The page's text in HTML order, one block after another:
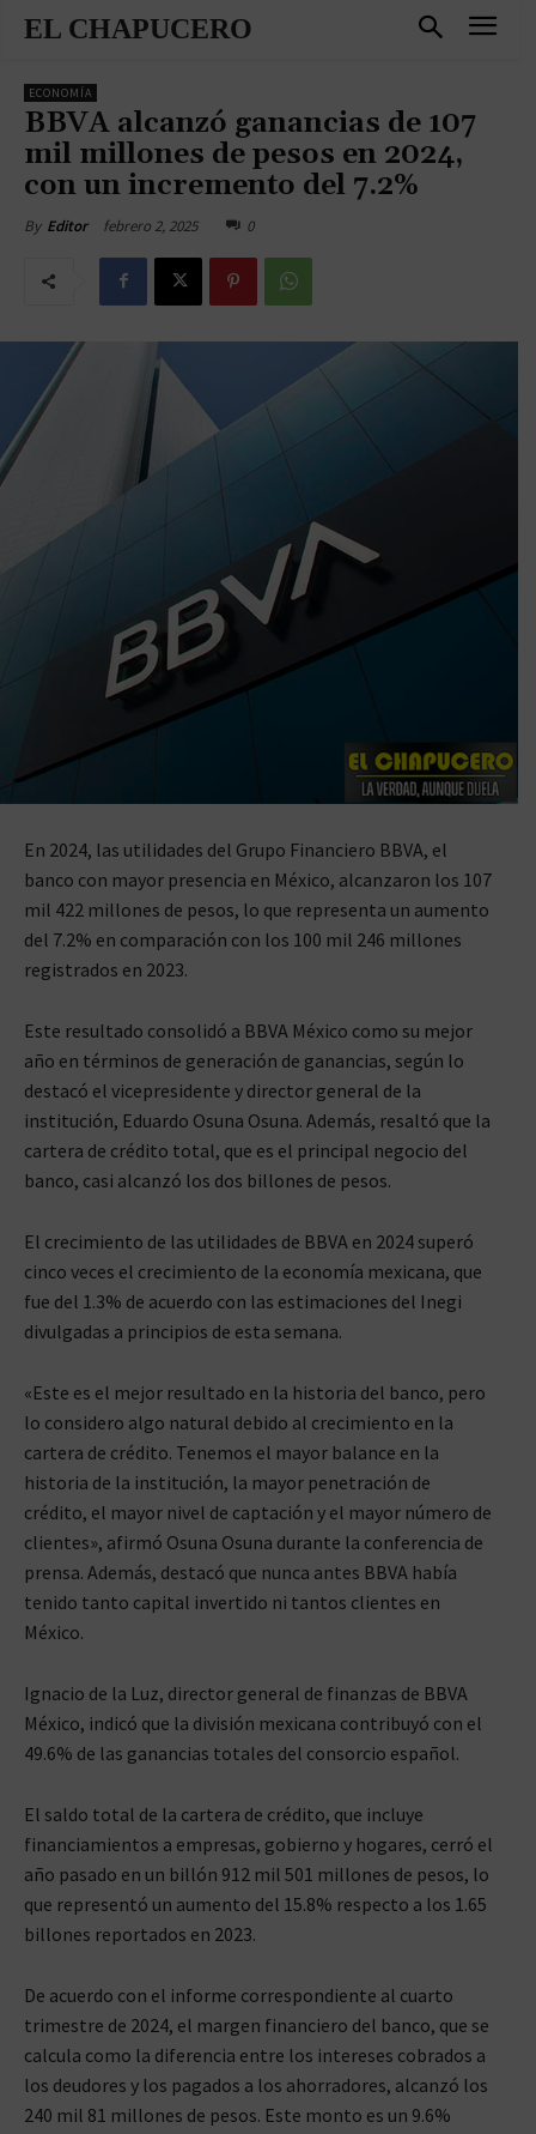
EL CHAPUCERO
ECONOMÍA
BBVA alcanzó ganancias de 107
mil millones de pesos en 2024,
con un incremento del 7.2%
By Editor febrero 2, 2025 0
En 2024, las utilidades del Grupo Financiero BBVA, el
banco con mayor presencia en México, alcanzaron los 107
mil 422 millones de pesos, lo que representa un aumento
del 7.2% en comparación con los 100 mil 246 millones
registrados en 2023.
Este resultado consolidó a BBVA México como su mejor
año en términos de generación de ganancias, según lo
destacó el vicepresidente y director general de la
institución, Eduardo Osuna Osuna. Además, resaltó que la
cartera de crédito total, que es el principal negocio del
banco, casi alcanzó los dos billones de pesos.
El crecimiento de las utilidades de BBVA en 2024 superó
cinco veces el crecimiento de la economía mexicana, que
fue del 1.3% de acuerdo con las estimaciones del Inegi
divulgadas a principios de esta semana.
«Este es el mejor resultado en la historia del banco, pero
lo considero algo natural debido al crecimiento en la
cartera de crédito. Tenemos el mayor balance en la
historia de la institución, la mayor penetración de
crédito, el mayor nivel de captación y el mayor número de
clientes», afirmó Osuna Osuna durante la conferencia de
prensa. Además, destacó que nunca antes BBVA había
tenido tanto capital invertido ni tantos clientes en
México.
Ignacio de la Luz, director general de finanzas de BBVA
México, indicó que la división mexicana contribuyó con el
49.6% de las ganancias totales del consorcio español.
El saldo total de la cartera de crédito, que incluye
financiamientos a empresas, gobierno y hogares, cerró el
año pasado en un billón 912 mil 501 millones de pesos, lo
que representó un aumento del 15.8% respecto a los 1.65
billones reportados en 2023.
De acuerdo con el informe correspondiente al cuarto
trimestre de 2024, el margen financiero del banco, que se
calcula como la diferencia entre los intereses cobrados a
los deudores y los pagados a los ahorradores, alcanzó los
240 mil 81 millones de pesos. Este monto es un 9.6%